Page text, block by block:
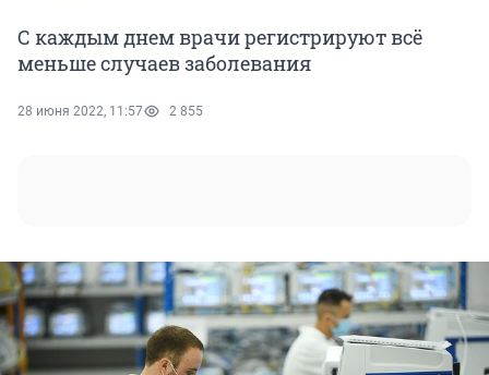
С каждым днем врачи регистрируют всё
меньше случаев заболевания
28 июня 2022, 11:57 2 855